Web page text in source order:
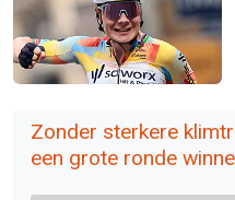
Zonder sterkere
een grote ronde